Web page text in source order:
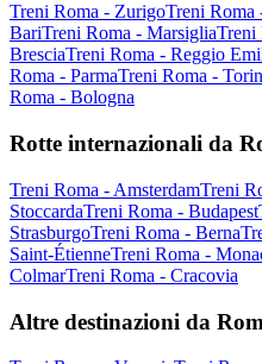
Treni Roma - ZurigoTreni Roma
BariTreni Roma - MarsigliaTreni
BresciaTreni Roma - Reggio
Roma - ParmaTreni Roma -
Roma - Bologna
Rotte internazionali da
Treni Roma - AmsterdamTreni
StoccardaTreni Roma - Budapest
StrasburgoTreni Roma - Berna
Saint-ÉtienneTreni Roma -
ColmarTreni Roma - Cracovia
Altre destinazioni da